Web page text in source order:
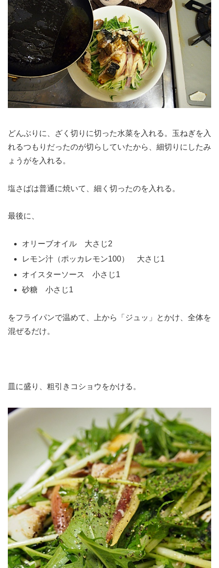
どんぶりに、ざく切りに切った水菜を入れる。玉ねぎを入
れるつもりだったのが切らしていたから、細切りにしたみ
ょうがを入れる。
塩さばは普通に焼いて、細く切ったのを入れる。
最後に、
オリーブオイル 大さじ2
レモン汁（ポッカレモン100） 大さじ1
オイスターソース 小さじ1
砂糖 小さじ1
をフライパンで温めて、上から「ジュッ」とかけ、全体を
混ぜるだけ。
皿に盛り、粗引きコショウをかける。